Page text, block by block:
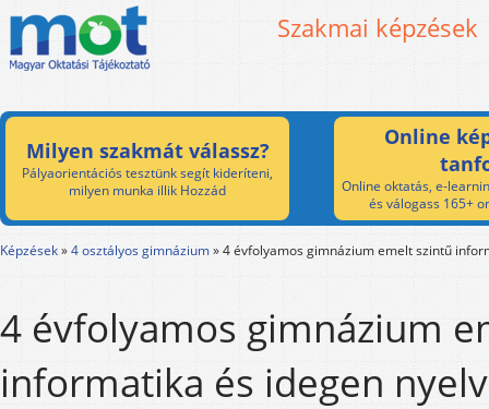
Szakmai képzések
Milyen szakmát válassz?
Pályaorientációs tesztünk segít kideríteni,
milyen munka illik Hozzád
Online
Online oktatás, e-
és válogass 165+
Képzések»4 osztályos gimnázium»4 évfolyamos gimnázium emelt szintű
4 évfolyamos gimnázium
informatika és idegen